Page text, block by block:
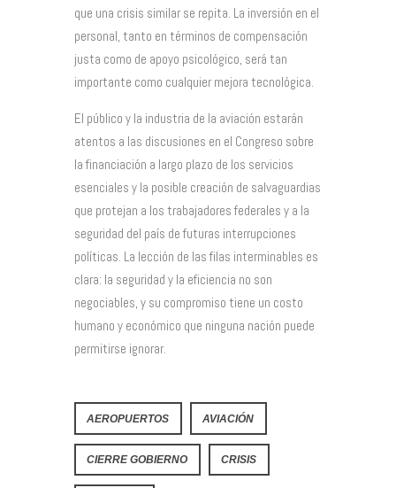
que una crisis similar se repita. La inversión en el
personal, tanto en términos de compensación
justa como de apoyo psicológico, será tan
importante como cualquier mejora tecnológica.
El público y la industria de la aviación estarán
atentos a las discusiones en el Congreso sobre
la financiación a largo plazo de los servicios
esenciales y la posible creación de salvaguardias
que protejan a los trabajadores federales y a la
seguridad del país de futuras interrupciones
políticas. La lección de las filas interminables es
clara: la seguridad y la eficiencia no son
negociables, y su compromiso tiene un costo
humano y económico que ninguna nación puede
permitirse ignorar.
AEROPUERTOS AVIACIÓN
CIERRE GOBIERNO CRISIS